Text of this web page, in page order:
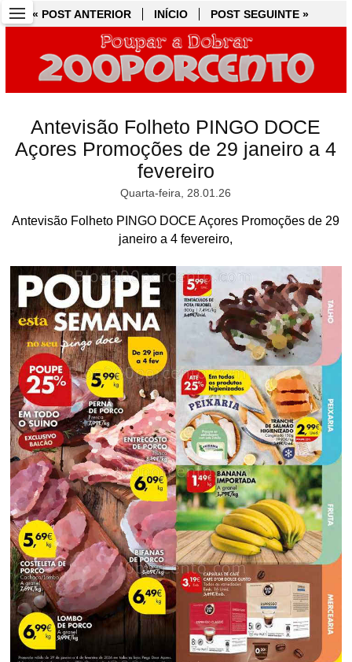
« POST ANTERIOR INÍCIO POST SEGUINTE »
Antevisão Folheto PINGO DOCE
Açores Promoções de 29 janeiro a 4
fevereiro
Quarta-feira, 28.01.26
Antevisão Folheto PINGO DOCE Açores Promoções de 29
janeiro a 4 fevereiro,
« POST ANTERIOR INÍCIO POST SEGUINTE »